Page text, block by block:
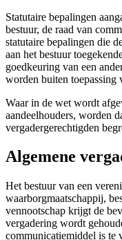
Statutaire bepalingen
bestuur, de raad van
statutaire bepalingen die
aan het bestuur
goedkeuring van een
worden buiten toepassing
Waar in de wet wordt
aandeelhouders, worden
vergadergerechtigden
Algemene
Het bestuur van een
waarborgmaatschappij,
vennootschap krijgt de
vergadering wordt
communicatiemiddel is te